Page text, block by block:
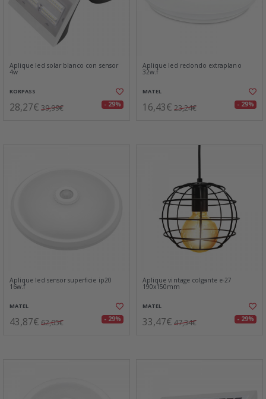
Aplique led solar blanco con sensor
4w
KORPASS
28,27€ 39,99€ - 29%
Aplique led redondo extraplano
32w.f
MATEL
16,43€ 23,24€ - 29%
Aplique led sensor superficie ip20
16w.f
MATEL
43,87€ 62,05€ - 29%
Aplique vintage colgante e-27
190x150mm
MATEL
33,47€ 47,34€ - 29%